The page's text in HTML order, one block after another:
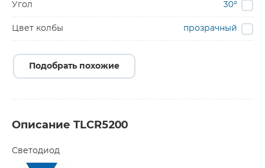
Угол 30°
Цвет колбы прозрачный
Подобрать похожие
Описание TLCR5200
Светодиод